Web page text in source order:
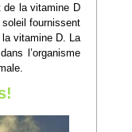
de la vitamine D
fournissent
la vitamine D. La
l’organisme